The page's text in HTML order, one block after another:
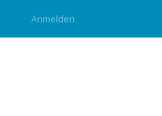
Anmelden